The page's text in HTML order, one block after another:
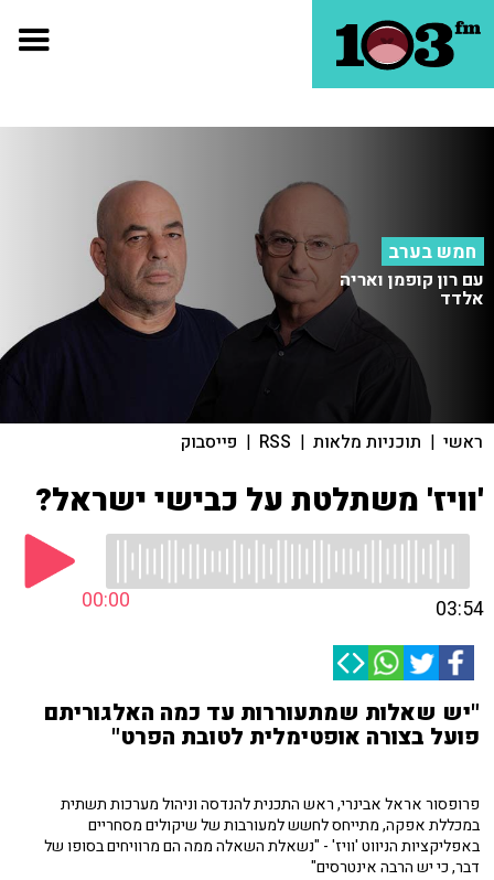
חמש בערב
עם רון קופמן ואריה
אלדד
ראשי | תוכניות מלאות |
RSS
| פייסבוק
'וויז' משתלטת על כבישי ישראל?
00:00 03:54
"יש שאלות שמתעוררות עד כמה האלגוריתם
פועל בצורה אופטימלית לטובת הפרט"
פרופסור אראל אבינרי, ראש התכנית להנדסה וניהול מערכות תשתית
במכללת אפקה, מתייחס לחשש למעורבות של שיקולים מסחריים
באפליקציות הניווט 'וויז' - "נשאלת השאלה ממה הם מרוויחים בסופו של
דבר, כי יש הרבה אינטרסים"